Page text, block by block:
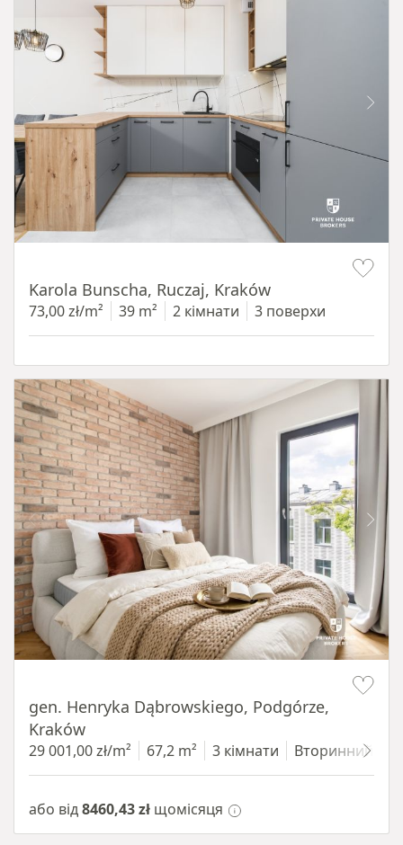
Karola Bunscha, Ruczaj, Kraków
73,00 zł/m² 39 m² 2 кімнати 3 поверхи
gen. Henryka Dąbrowskiego, Podgórze,
Kraków
29 001,00 zł/m² 67,2 m² 3 кімнати Вторинний
або від8460,43 zł щомісяця